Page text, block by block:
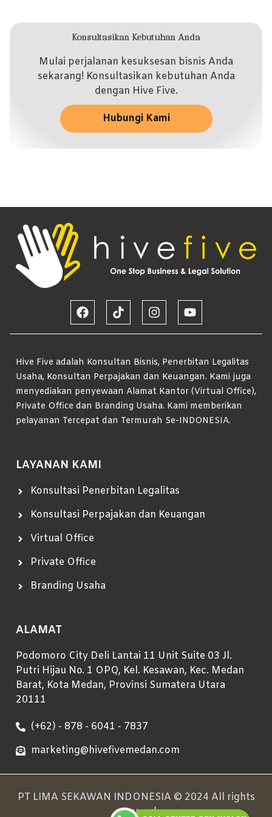
Konsultasikan Kebutuhan Anda
Mulai perjalanan kesuksesan bisnis Anda
sekarang! Konsultasikan kebutuhan Anda
dengan Hive Five.
Hubungi Kami
Hive Five adalah Konsultan Bisnis, Penerbitan Legalitas
Usaha, Konsultan Perpajakan dan Keuangan. Kami juga
menyediakan penyewaan Alamat Kantor (Virtual Office),
Private Office dan Branding Usaha. Kami memberikan
pelayanan Tercepat dan Termurah Se-INDONESIA.
LAYANAN KAMI
Konsultasi Penerbitan Legalitas
Konsultasi Perpajakan dan Keuangan
Virtual Office
Private Office
Branding Usaha
ALAMAT
Podomoro City Deli Lantai 11 Unit Suite 03 Jl.
Putri Hijau No. 1 OPQ, Kel. Kesawan, Kec. Medan
Barat, Kota Medan, Provinsi Sumatera Utara
20111
(+62) - 878 - 6041 - 7837
marketing@hivefivemedan.com
PT LIMA SEKAWAN INDONESIA © 2024 All rights
reserved